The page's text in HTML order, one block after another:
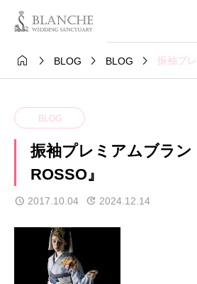
  BLOG  BLOG  振袖プ
BLOG
振袖プレミアムブラン
ROSSO』
2017.10.04 2024.12.14